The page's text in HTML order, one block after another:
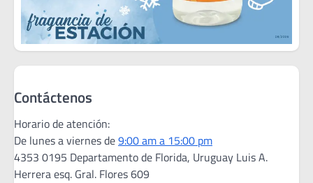
Contáctenos
Horario de atención:
De lunes a viernes de9:00 am a 15:00 pm
4353 0195 Departamento de Florida, Uruguay Luis A.
Herrera esq. Gral. Flores 609